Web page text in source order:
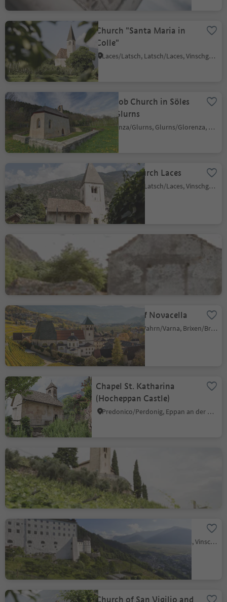
Church "Santa Maria in
Colle"
Laces/Latsch, Latsch/Laces, Vinschgau/Val Venosta
S. Jakob Church in Söles
near Glurns
Glorenza/Glurns, Glurns/Glorenza, Vinschgau/Val Venosta
Nikolaus church Laces
Laces/Latsch, Latsch/Laces, Vinschgau/Val Venosta
St. Sisinius' Church,
Lasa/Laas
Monastery of Novacella
Varna/Vahrn, Vahrn/Varna, Brixen/Bressanone and environs
Chapel St. Katharina
(Hocheppan Castle)
Predonico/Perdonig, Eppan an der Weinstaße/Appiano sulla Strada del Vino, Alto Adige Wine Road
St. Jakob Church in
Kastelaz
Burgusio/Burgeis, Mals/Malles, Vinschgau/Val Venosta
Church of San Vigilio and